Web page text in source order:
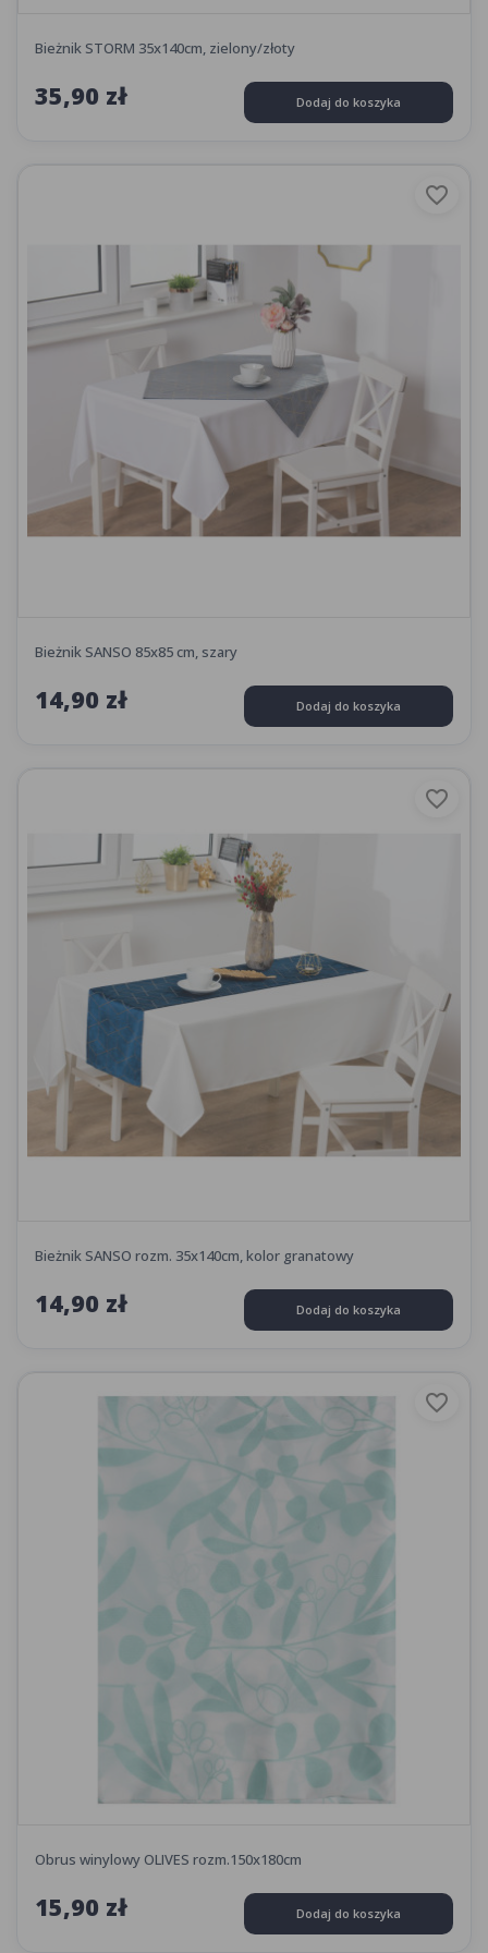
Bieżnik STORM 35x140cm, zielony/złoty
35,90 zł Dodaj do koszyka
favorite_border
Bieżnik SANSO 85x85 cm, szary
14,90 zł Dodaj do koszyka
favorite_border
Bieżnik SANSO rozm. 35x140cm, kolor granatowy
14,90 zł Dodaj do koszyka
favorite_border
Obrus winylowy OLIVES rozm.150x180cm
15,90 zł Dodaj do koszyka